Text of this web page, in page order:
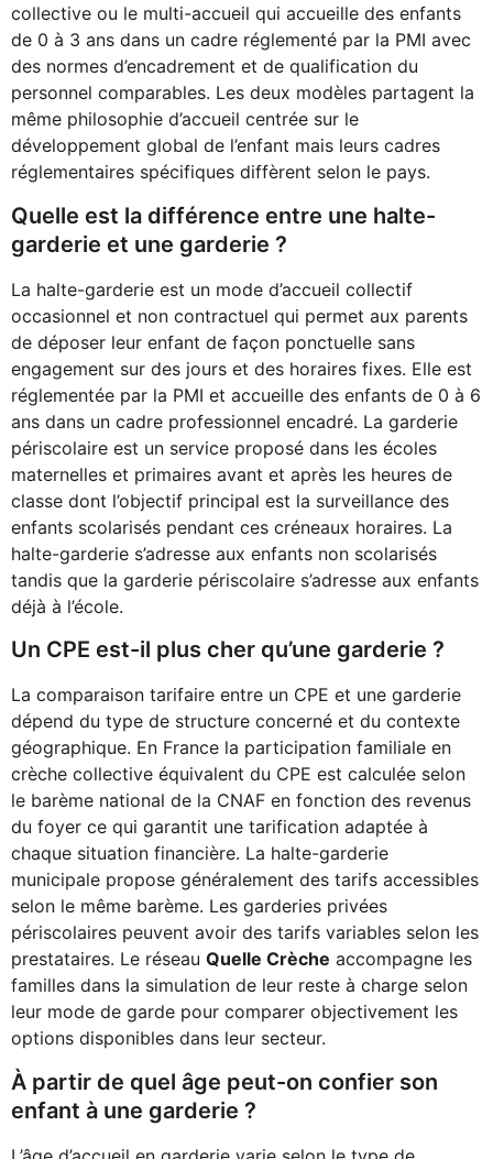
collective ou le multi-accueil qui accueille des enfants
de 0 à 3 ans dans un cadre réglementé par la PMI avec
des normes d’encadrement et de qualification du
personnel comparables. Les deux modèles partagent la
même philosophie d’accueil centrée sur le
développement global de l’enfant mais leurs cadres
réglementaires spécifiques diffèrent selon le pays.
Quelle est la différence entre une halte-
garderie et une garderie ?
La halte-garderie est un mode d’accueil collectif
occasionnel et non contractuel qui permet aux parents
de déposer leur enfant de façon ponctuelle sans
engagement sur des jours et des horaires fixes. Elle est
réglementée par la PMI et accueille des enfants de 0 à 6
ans dans un cadre professionnel encadré. La garderie
périscolaire est un service proposé dans les écoles
maternelles et primaires avant et après les heures de
classe dont l’objectif principal est la surveillance des
enfants scolarisés pendant ces créneaux horaires. La
halte-garderie s’adresse aux enfants non scolarisés
tandis que la garderie périscolaire s’adresse aux enfants
déjà à l’école.
Un CPE est-il plus cher qu’une garderie ?
La comparaison tarifaire entre un CPE et une garderie
dépend du type de structure concerné et du contexte
géographique. En France la participation familiale en
crèche collective équivalent du CPE est calculée selon
le barème national de la CNAF en fonction des revenus
du foyer ce qui garantit une tarification adaptée à
chaque situation financière. La halte-garderie
municipale propose généralement des tarifs accessibles
selon le même barème. Les garderies privées
périscolaires peuvent avoir des tarifs variables selon les
prestataires. Le réseau Quelle Crèche accompagne les
familles dans la simulation de leur reste à charge selon
leur mode de garde pour comparer objectivement les
options disponibles dans leur secteur.
À partir de quel âge peut-on confier son
enfant à une garderie ?